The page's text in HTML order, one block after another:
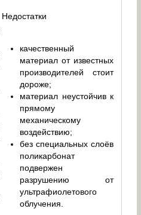
Недостатки
качественный
материал от известных
производителей стоит
дороже;
материал неустойчив к
прямому
механическому
воздействию;
без специальных слоёв
поликарбонат
подвержен
разрушению от
ультрафиолетового
облучения.